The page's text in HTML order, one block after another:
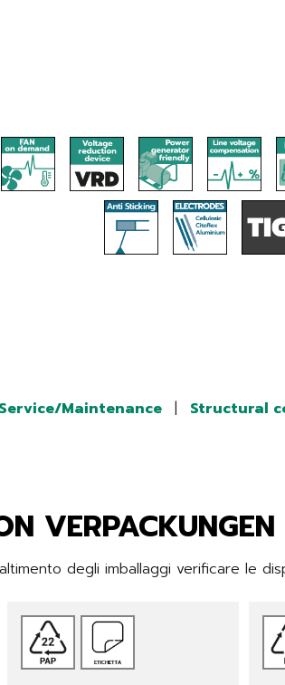
Service/Maintenance | Structural
VERPACKUNGEN
degli imballaggi verificare le